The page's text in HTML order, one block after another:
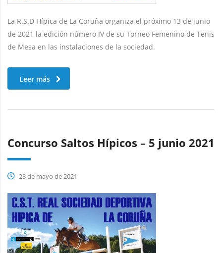
La R.S.D Hípica de La Coruña organiza el próximo 13 de junio
de 2021 la edición número IV de su Torneo Femenino de Tenis
de Mesa en las instalaciones de la sociedad.
Leer más
Concurso Saltos Hípicos – 5 junio 2021
28 de mayo de 2021